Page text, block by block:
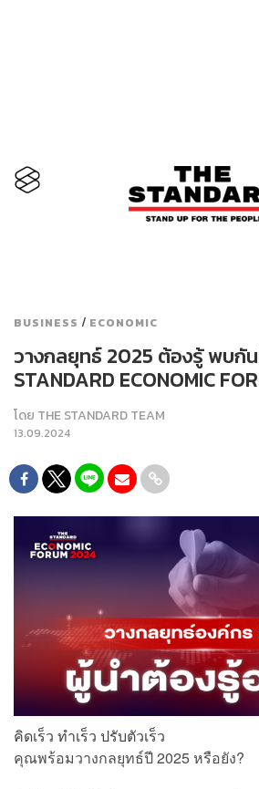
BUSINESS / ECONOMIC
วางกลยุทธ์ 2025 ต้องรู้ พบกั
STANDARD ECONOMIC
โดย THE STANDARD TEAM
13.09.2024
คิดเร็ว ทำเร็ว ปรับตัวเร็ว
คุณพร้อมวางกลยุทธ์ปี 2025 หรือยัง?